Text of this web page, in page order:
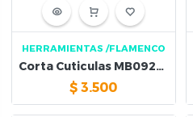
HERRAMIENTAS /FLAMENCO
Corta Cuticulas MB092610
$ 3.500